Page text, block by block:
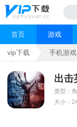
首页 游戏
vip下载 手机游戏
出击
类型：
大小：